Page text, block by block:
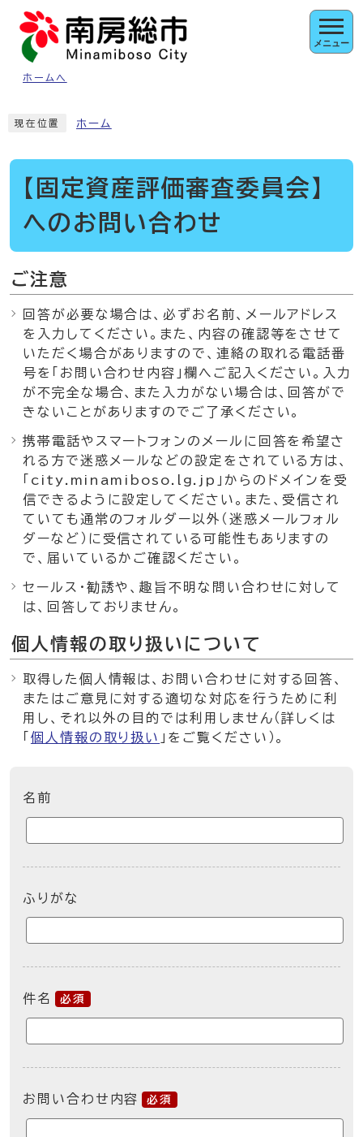
ページの先頭です
ホームへ
メニュー
現在位置 ホーム
【固定資産評価審査委員会】
へのお問い合わせ
ご注意
回答が必要な場合は、必ずお名前、メールアドレス
を入力してください。また、内容の確認等をさせて
いただく場合がありますので、連絡の取れる電話番
号を「お問い合わせ内容」欄へご記入ください。入力
が不完全な場合、また入力がない場合は、回答がで
きないことがありますのでご了承ください。
携帯電話やスマートフォンのメールに回答を希望さ
れる方で迷惑メールなどの設定をされている方は、
「city.minamiboso.lg.jp」からのドメインを受
信できるように設定してください。また、受信され
ていても通常のフォルダー以外（迷惑メールフォル
ダーなど）に受信されている可能性もありますの
で、届いているかご確認ください。
セールス・勧誘や、趣旨不明な問い合わせに対して
は、回答しておりません。
個人情報の取り扱いについて
取得した個人情報は、お問い合わせに対する回答、
またはご意見に対する適切な対応を行うために利
用し、それ以外の目的では利用しません（詳しくは
個人情報の取り扱い 」をご覧ください）。
名前
ふりがな
件名 必須
お問い合わせ内容 必須